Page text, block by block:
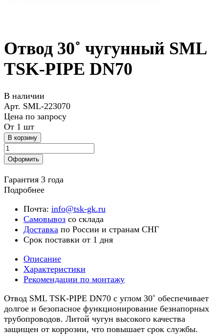
Отвод 30˚ чугунный SML
TSK-PIPE DN70
В наличии
Арт. SML-223070
Цена по запросу
От 1 шт
В корзину
Оформить
Гарантия 3 года
Подробнее
Почта: info@tsk-gk.ru
Самовывоз со склада
Доставка по России и странам СНГ
Срок поставки от 1 дня
Описание
Характеристики
Рекомендации по монтажу
Отвод SML TSK-PIPE DN70 с углом 30˚ обеспечивает
долгое и безопасное функционирование безнапорных
трубопроводов. Литой чугун высокого качества
защищен от коррозии, что повышает срок службы.